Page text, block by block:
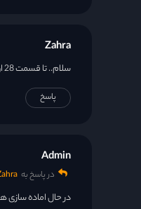
Zahra
سلام.. تا قسمت 28 اومده بذارین.
پاسخ
Admin
در پاسخ به
در حال اماده